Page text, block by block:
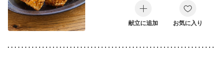
むくみが気になる
あたたかい さっぱり
献立に追加 お気に入り